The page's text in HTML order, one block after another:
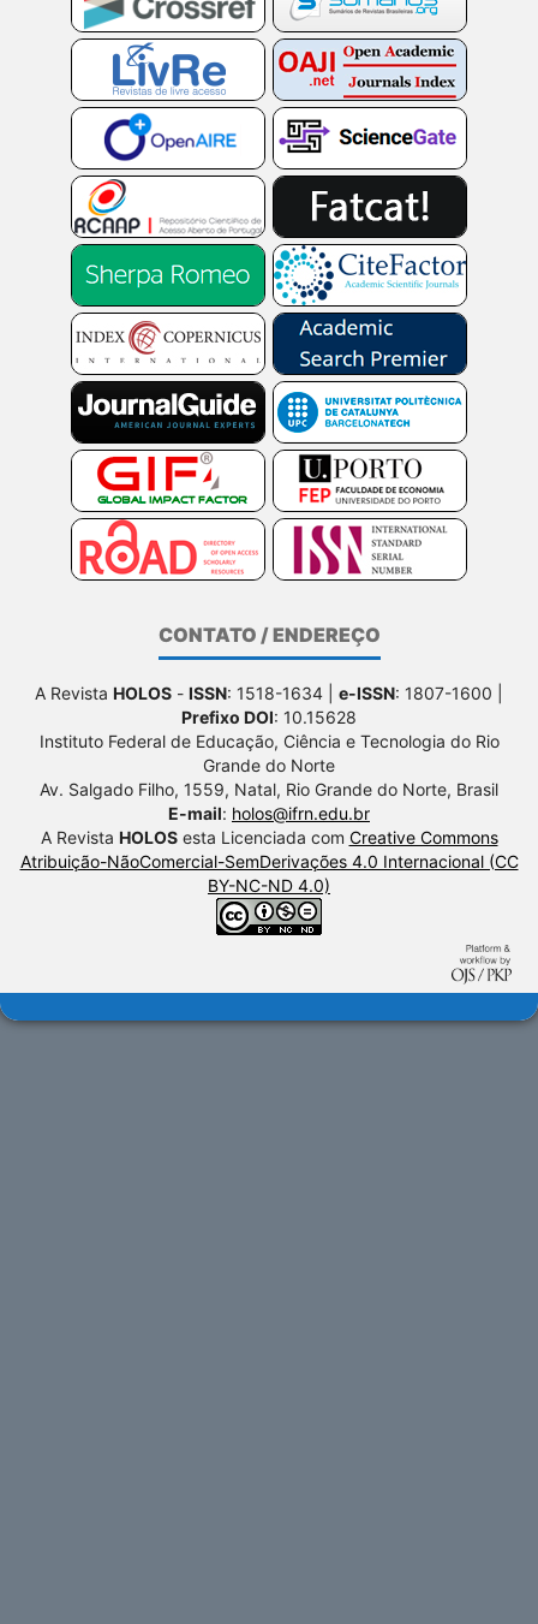
CONTATO / ENDEREÇO
A Revista HOLOS - ISSN: 1518-1634 | e-ISSN: 1807-1600 |
Prefixo DOI: 10.15628
Instituto Federal de Educação, Ciência e Tecnologia do Rio
Grande do Norte
Av. Salgado Filho, 1559, Natal, Rio Grande do Norte, Brasil
E-mail: holos@ifrn.edu.br
A Revista HOLOSesta Licenciada com Creative Commons
Atribuição-NãoComercial-SemDerivações 4.0 Internacional (CC
BY-NC-ND 4.0)